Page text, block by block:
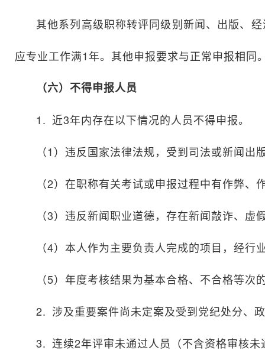
其他系列高级职称转评同级别新闻、出版、
应专业工作满1年。其他申报要求与正常申报相同
（六）不得申报人员
1. 近3年内存在以下情况的人员不得申报。
（1）违反国家法律法规，受到司法或新闻
（2）在职称有关考试或申报过程中有作弊、
（3）违反新闻职业道德，存在新闻敲诈、
（4）本人作为主要负责人完成的项目，经
（5）年度考核结果为基本合格、不合格等次
2. 涉及重要案件尚未定案及受到党纪处分、
3. 连续2年评审未通过人员（不含资格审核